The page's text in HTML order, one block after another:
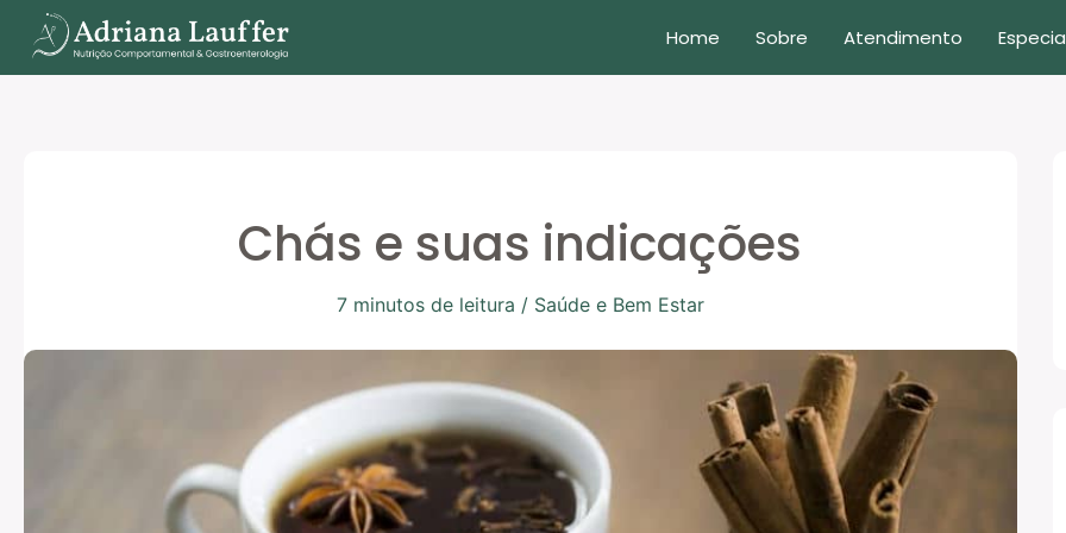
para
o
Home Sobre Atendimento
Chás e suas indicações
7 minutos de leitura / Saúde e Bem Estar